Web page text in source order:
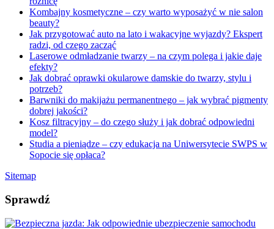
Kombajny kosmetyczne – czy warto wyposażyć w nie salon
beauty?
Jak przygotować auto na lato i wakacyjne wyjazdy? Ekspert
radzi, od czego zacząć
Laserowe odmładzanie twarzy – na czym polega i jakie daje
efekty?
Jak dobrać oprawki okularowe damskie do twarzy, stylu i
potrzeb?
Barwniki do makijażu permanentnego – jak wybrać pigmenty
dobrej jakości?
Kosz filtracyjny – do czego służy i jak dobrać odpowiedni
model?
Studia a pieniądze – czy edukacja na Uniwersytecie SWPS w
Sopocie się opłaca?
Sitemap
Sprawdź